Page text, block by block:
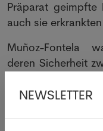
Präparat geimpfte
auch sie
Muñoz-Fontela
deren Sicherheit
Impfung als
NEWSLETTER